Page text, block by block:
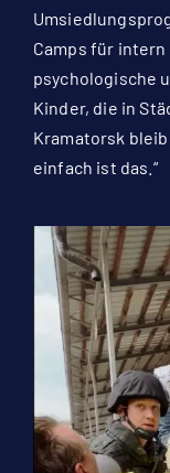
Camps für
psychologische
Kinder, die in
Kramatorsk
einfach ist das.“